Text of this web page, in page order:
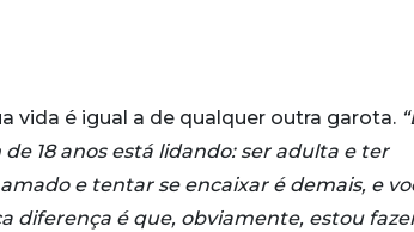
vida é igual a de qualquer outra garota.
18 anos está lidando: ser adulta e ter
e tentar se encaixar é demais, e
diferença é que, obviamente, estou